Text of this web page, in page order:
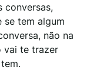
conversas,
se tem algum
não na
vai te trazer